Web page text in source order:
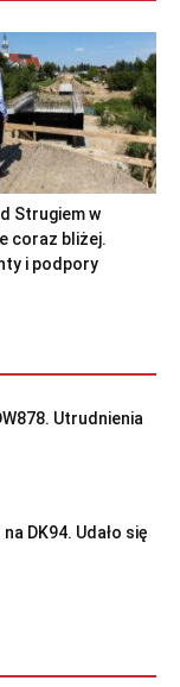
Strugiem w
coraz bliżej.
i podpory
Utrudnienia
DK94. Udało się